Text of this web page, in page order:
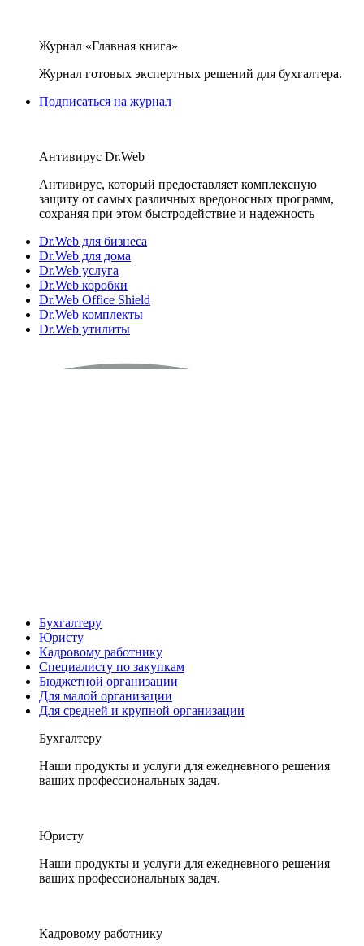
Журнал «Главная книга»
Журнал готовых экспертных решений для бухгалтера.
Подписаться на журнал
Антивирус Dr.Web
Антивирус, который предоставляет комплексную
защиту от самых различных вредоносных программ,
сохраняя при этом быстродействие и надежность
Dr.Web для бизнеса
Dr.Web для дома
Dr.Web услуга
Dr.Web коробки
Dr.Web Office Shield
Dr.Web комплекты
Dr.Web утилиты
Бухгалтеру
Юристу
Кадровому работнику
Специалисту по закупкам
Бюджетной организации
Для малой организации
Для средней и крупной организации
Бухгалтеру
Наши продукты и услуги для ежедневного решения
ваших профессиональных задач.
Юристу
Наши продукты и услуги для ежедневного решения
ваших профессиональных задач.
Кадровому работнику